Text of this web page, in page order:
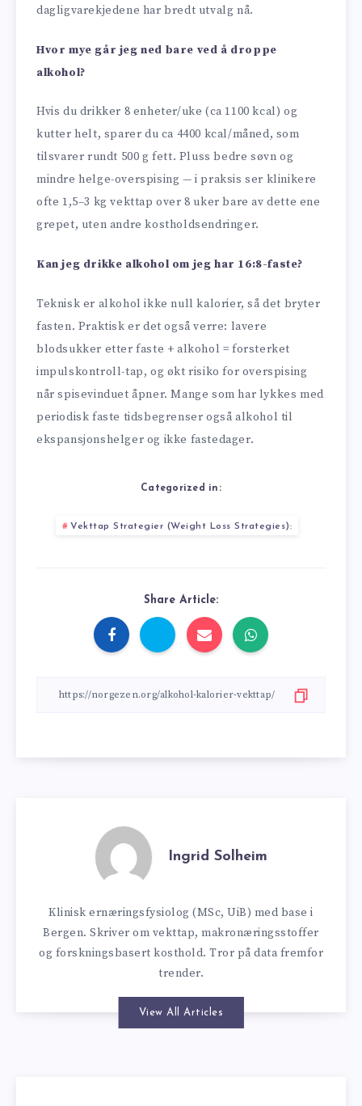
dagligvarekjedene har bredt utvalg nå.
Hvor mye går jeg ned bare ved å droppe
alkohol?
Hvis du drikker 8 enheter/uke (ca 1100 kcal) og
kutter helt, sparer du ca 4400 kcal/måned, som
tilsvarer rundt 500 g fett. Pluss bedre søvn og
mindre helge-overspising — i praksis ser klinikere
ofte 1,5–3 kg vekttap over 8 uker bare av dette ene
grepet, uten andre kostholdsendringer.
Kan jeg drikke alkohol om jeg har 16:8-faste?
Teknisk er alkohol ikke null kalorier, så det bryter
fasten. Praktisk er det også verre: lavere
blodsukker etter faste + alkohol = forsterket
impulskontroll-tap, og økt risiko for overspising
når spisevinduet åpner. Mange som har lykkes med
periodisk faste tidsbegrenser også alkohol til
ekspansjonshelger og ikke fastedager.
Categorized in:
Vekttap Strategier (Weight Loss Strategies):
Share Article:
Ingrid Solheim
Klinisk ernæringsfysiolog (MSc, UiB) med base i
Bergen. Skriver om vekttap, makronæringsstoffer
og forskningsbasert kosthold. Tror på data fremfor
trender.
View All Articles